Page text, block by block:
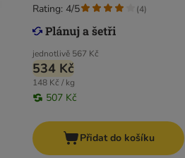
jednotlivě 567 Kč
534 Kč
148 Kč / kg
507 Kč
Rating: 4/5 (4)
Přidat do košíku